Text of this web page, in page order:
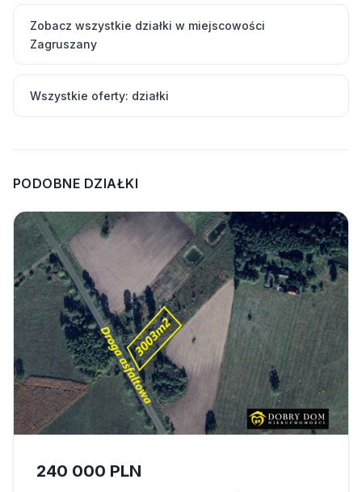
Zobacz wszystkie działki w miejscowości
Zagruszany
Wszystkie oferty: działki
PODOBNE DZIAŁKI
240 000 PLN